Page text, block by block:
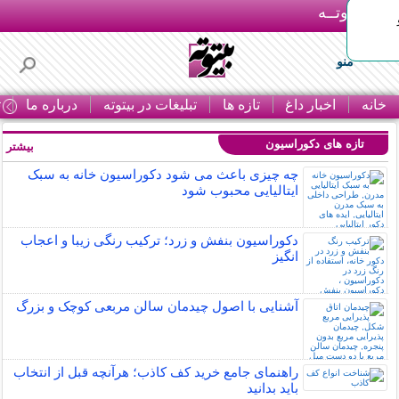
بـیتوتــه
منو
خانه اخبار داغ تازه ها تبلیغات در بیتوته درباره ما
تازه های دکوراسیون
چه چیزی باعث می شود دکوراسیون خانه به سبک
ایتالیایی محبوب شود
دکوراسیون بنفش و زرد؛ ترکیب رنگی زیبا و اعجاب
انگیز
آشنایی با اصول چیدمان سالن مربعی کوچک و بزرگ
راهنمای جامع خرید کف کاذب؛ هرآنچه قبل از انتخاب
باید بدانید
بیشتر